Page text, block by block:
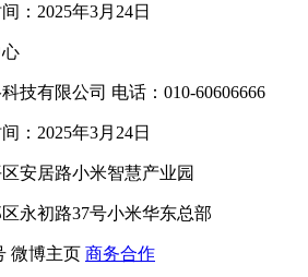
：2025年3月24日
技有限公司 电话：010-60606666
：2025年3月24日
安居路小米智慧产业园
永初路37号小米华东总部
微博主页 商务合作